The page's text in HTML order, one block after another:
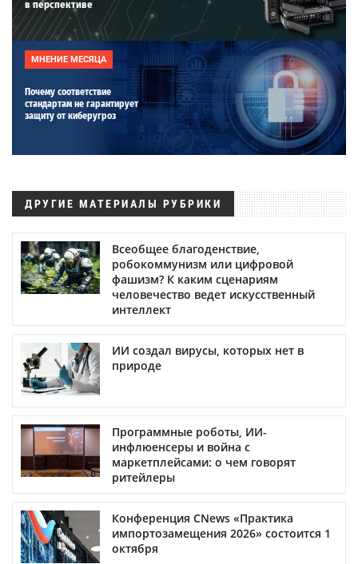
в перспективе
МНЕНИЕ МЕСЯЦА
Почему соответствие
стандартам не гарантирует
защиту от киберугроз
ДРУГИЕ МАТЕРИАЛЫ РУБРИКИ
Всеобщее благоденствие,
робокоммунизм или цифровой
фашизм? К каким сценариям
человечество ведет искусственный
интеллект
ИИ создал вирусы, которых нет в
природе
Программные роботы, ИИ-
инфлюенсеры и война с
маркетплейсами: о чем говорят
ритейлеры
Конференция CNews «Практика
импортозамещения 2026» состоится 1
октября